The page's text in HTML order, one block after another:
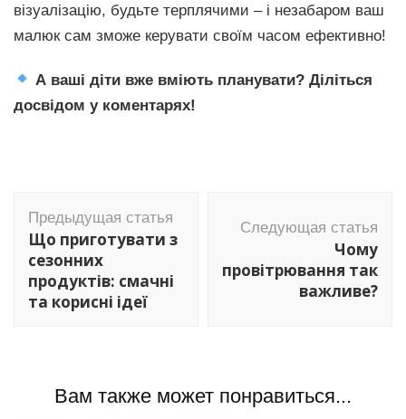
візуалізацію, будьте терплячими – і незабаром ваш
малюк сам зможе керувати своїм часом ефективно!
А ваші діти вже вміють планувати? Діліться
досвідом у коментарях!
по
записям
Предыдущая статья
Що приготувати з
сезонних
продуктів: смачні
та корисні ідеї
Следующая статья
Чому
провітрювання так
важливе?
Вам также может понравиться...